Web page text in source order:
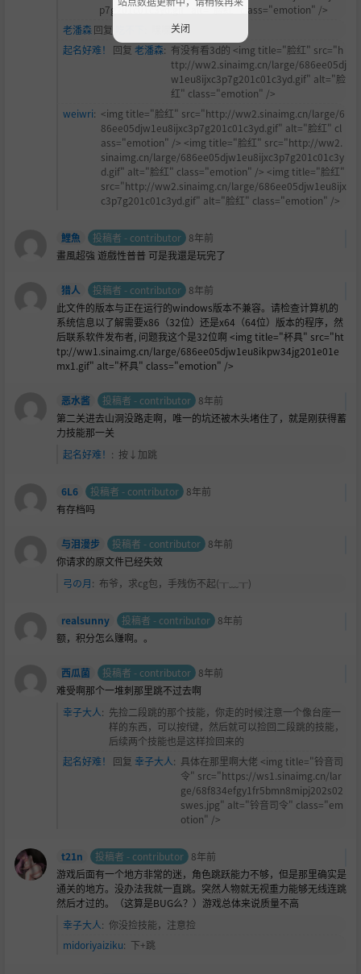
p7g201c01c3yd.gif" alt="脸红" class="emotion" />
老潘森回复
起名好难！
回复 老潘森: 有没有看3d的 <img title="脸红" src="h
ttp://ww2.sinaimg.cn/large/686ee05dj
w1eu8ijxc3p7g201c01c3yd.gif" alt="脸
红" class="emotion" />
weiwri: <img title="脸红" src="http://ww2.sinaimg.cn/large/6
86ee05djw1eu8ijxc3p7g201c01c3yd.gif" alt="脸红" cl
ass="emotion" /> <img title="脸红" src="http://ww2.
sinaimg.cn/large/686ee05djw1eu8ijxc3p7g201c01c3y
d.gif" alt="脸红" class="emotion" /> <img title="脸红"
src="http://ww2.sinaimg.cn/large/686ee05djw1eu8ijx
c3p7g201c01c3yd.gif" alt="脸红" class="emotion" />
鯉魚 投稿者 - contributor 8年前
畫風超強 遊戲性普普 可是我還是玩完了
猎人 投稿者 - contributor 8年前
此文件的版本与正在运行的windows版本不兼容。请检查计算机的
系统信息以了解需要x86（32位）还是x64（64位）版本的程序，然
后联系软件发布者, 问题我这个是32位啊 <img title="杯具" src="ht
tp://ww1.sinaimg.cn/large/686ee05djw1eu8ikpw34jg201e01e
mx1.gif" alt="杯具" class="emotion" />
恶水酱 投稿者 - contributor 8年前
第二关进去山洞没路走啊，唯一的坑还被木头堵住了，就是刚获得蓄
力技能那一关
起名好难！ : 按↓加跳
6L6 投稿者 - contributor 8年前
有存档吗
与泪漫步 投稿者 - contributor 8年前
你请求的原文件已经失效
弓の月: 布爷，求cg包，手残伤不起(╥﹏╥)
realsunny 投稿者 - contributor 8年前
额，积分怎么赚啊。。
西瓜菌 投稿者 - contributor 8年前
难受啊那个一堆刺那里跳不过去啊
幸子大人: 先捡二段跳的那个技能，你走的时候注意一个像台座一
样的东西，可以按f键，然后就可以捡回二段跳的技能，
后续两个技能也是这样捡回来的
起名好难！
回复 幸子大人: 具体在那里啊大佬 <img title="铃音司
令" src="https://ws1.sinaimg.cn/lar
ge/68f834efgy1fr5bmn8mipj202s02
swes.jpg" alt="铃音司令" class="em
otion" />
t21n 投稿者 - contributor 8年前
游戏后面有一个地方非常的迷，角色跳跃能力不够，但是那里确实是
通关的地方。没办法我就一直跳。突然人物就无视重力能够无线连跳
然后才过的。（这算是BUG么？）游戏总体来说质量不高
幸子大人: 你没捡技能，注意捡
midoriyaiziku: 下+跳
关闭